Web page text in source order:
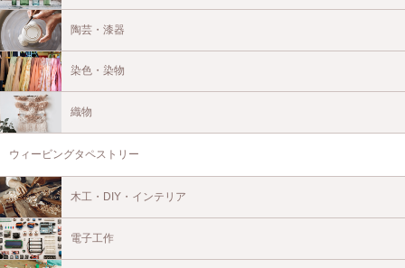
陶芸・漆器
染色・染物
織物
ウィービングタペストリー
木工・DIY・インテリア
電子工作